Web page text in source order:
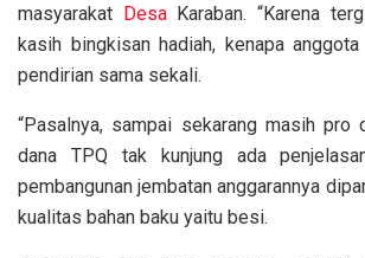
masyarakat DesaKaraban. “Karena
kasih bingkisan hadiah, kenapa
pendirian sama sekali.
“Pasalnya, sampai sekarang masih pro
dana TPQ tak kunjung ada
pembangunan jembatan anggarannya
kualitas bahan baku yaitu besi.